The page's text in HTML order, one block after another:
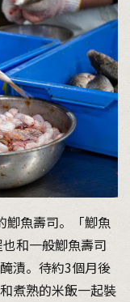
鯽魚壽司。「鯽魚
和一般鯽魚壽司
漬。待約3個月後
煮熟的米飯一起裝